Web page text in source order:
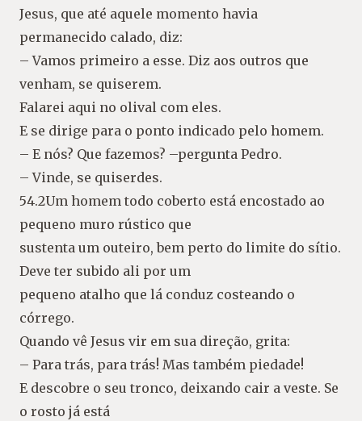
Jesus, que até aquele momento havia
permanecido calado, diz:
– Vamos primeiro a esse. Diz aos outros que
venham, se quiserem.
Falarei aqui no olival com eles.
E se dirige para o ponto indicado pelo homem.
– E nós? Que fazemos? –pergunta Pedro.
– Vinde, se quiserdes.
54.2Um homem todo coberto está encostado ao
pequeno muro rústico que
sustenta um outeiro, bem perto do limite do sítio.
Deve ter subido ali por um
pequeno atalho que lá conduz costeando o
córrego.
Quando vê Jesus vir em sua direção, grita:
– Para trás, para trás! Mas também piedade!
E descobre o seu tronco, deixando cair a veste. Se
o rosto já está